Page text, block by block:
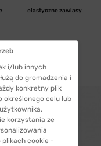
elastyczne zawiasy
24h
i/lub innych
do gromadzenia i
konkretny plik
określonego celu lub
korzystania ze
cookie -